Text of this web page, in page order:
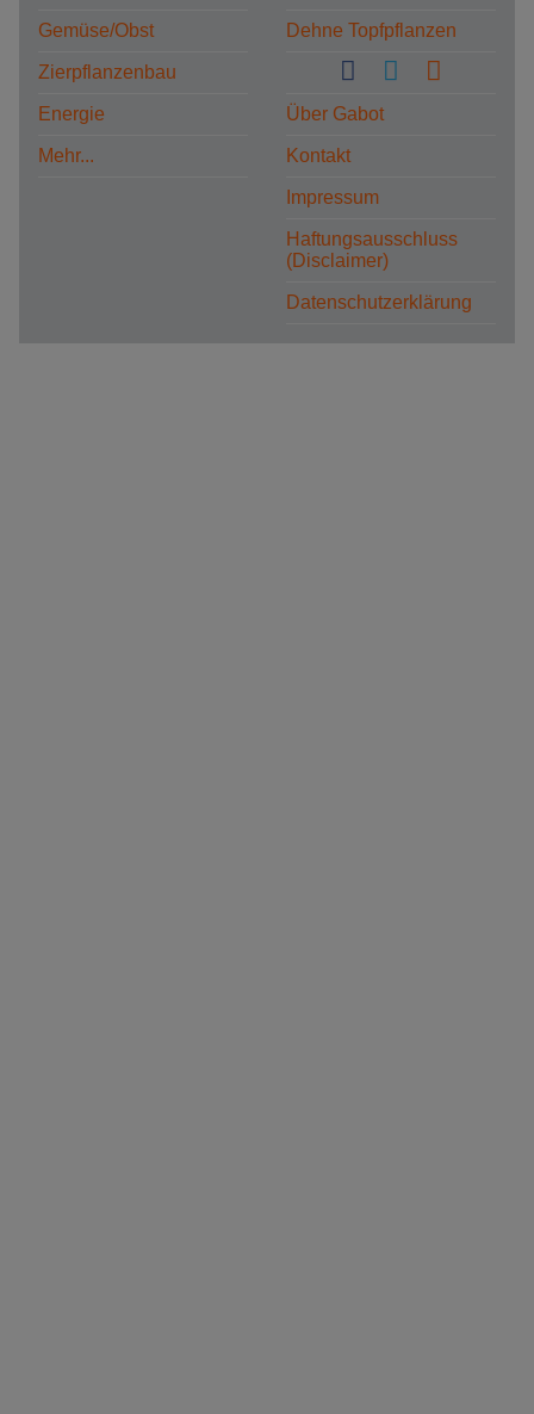
Gemüse/Obst
Zierpflanzenbau
Energie
Mehr...
Dehne Topfpflanzen
Über Gabot
Kontakt
Impressum
Haftungsausschluss
(Disclaimer)
Datenschutzerklärung